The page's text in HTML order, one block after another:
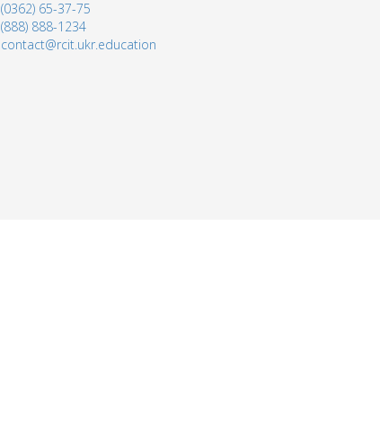
(0362) 65-37-75
(888) 888-1234
contact@rcit.ukr.education